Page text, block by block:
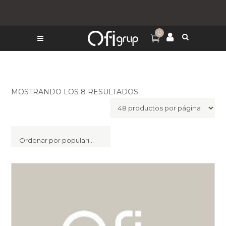
0
MOSTRANDO LOS 8 RESULTADOS
Ordenar por popularidad